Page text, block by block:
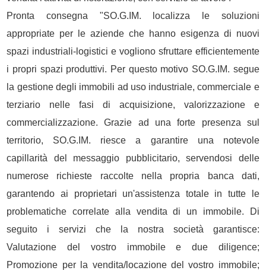
Pronta consegna "SO.G.IM. localizza le soluzioni
appropriate per le aziende che hanno esigenza di nuovi
spazi industriali-logistici e vogliono sfruttare efficientemente
i propri spazi produttivi. Per questo motivo SO.G.IM. segue
la gestione degli immobili ad uso industriale, commerciale e
terziario nelle fasi di acquisizione, valorizzazione e
commercializzazione. Grazie ad una forte presenza sul
territorio, SO.G.IM. riesce a garantire una notevole
capillarità del messaggio pubblicitario, servendosi delle
numerose richieste raccolte nella propria banca dati,
garantendo ai proprietari un'assistenza totale in tutte le
problematiche correlate alla vendita di un immobile. Di
seguito i servizi che la nostra società garantisce:
Valutazione del vostro immobile e due diligence;
Promozione per la vendita/locazione del vostro immobile;